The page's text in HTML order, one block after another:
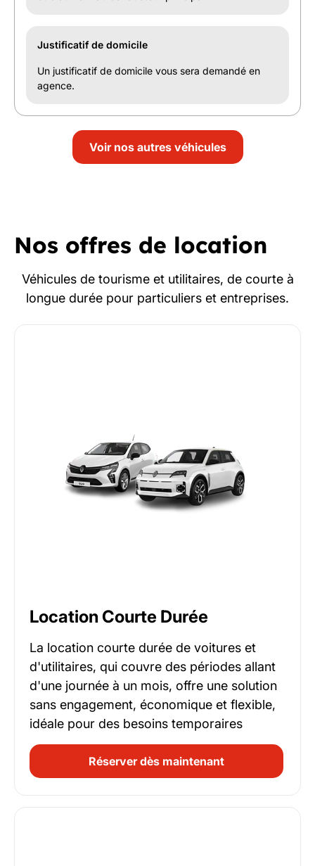
Justificatif de domicile
Un justificatif de domicile vous sera demandé en
agence.
Voir nos autres véhicules
Nos offres de location
Véhicules de tourisme et utilitaires, de courte à
longue durée pour particuliers et entreprises.
Location Courte Durée
La location courte durée de voitures et
d'utilitaires, qui couvre des périodes allant
d'une journée à un mois, offre une solution
sans engagement, économique et flexible,
idéale pour des besoins temporaires
Réserver dès maintenant